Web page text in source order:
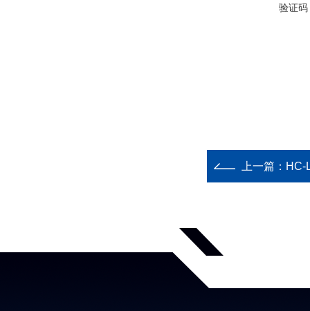
验证码
上一篇： HC-